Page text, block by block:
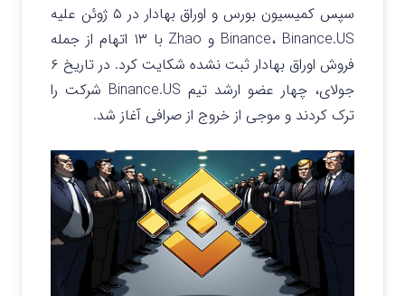
سپس کمیسیون بورس و اوراق بهادار در ۵ ژوئن علیه
Binance، Binance.US و Zhao با ۱۳ اتهام از جمله
فروش اوراق بهادار ثبت نشده شکایت کرد.
در تاریخ ۶
جولای، چهار عضو ارشد تیم Binance.US شرکت را
ترک کردند و موجی از خروج از صرافی آغاز شد.